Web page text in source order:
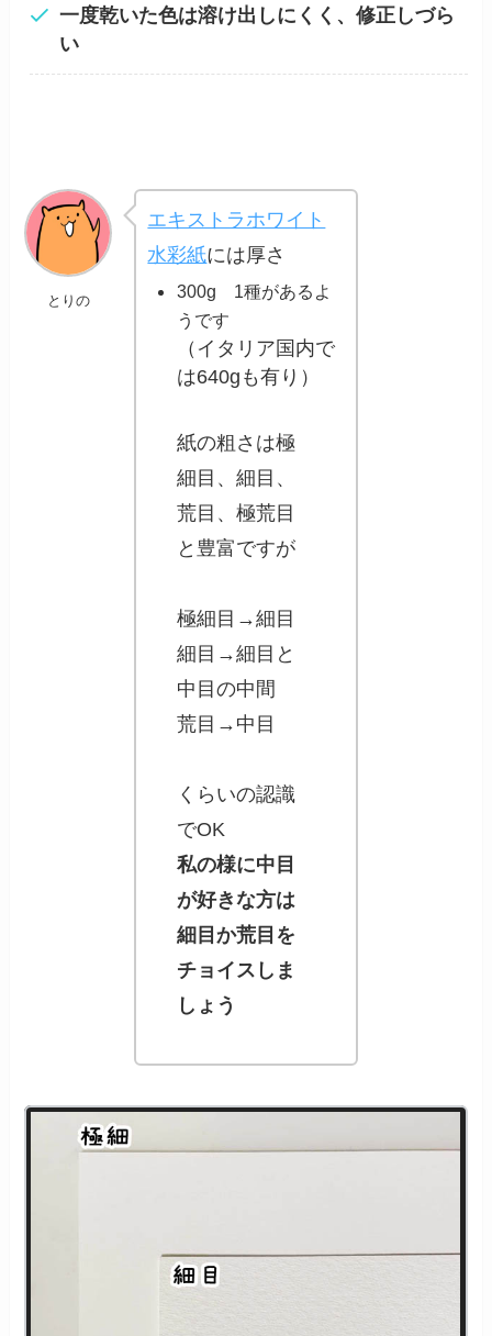
一度乾いた色は溶け出しにくく、修正しづら
い
とりの
エキストラホワイト
水彩紙には厚さ
300g 1種があるよ
うです
（イタリア国内で
は640gも有り）
紙の粗さは極
細目、細目、
荒目、極荒目
と豊富ですが
極細目→細目
細目→細目と
中目の中間
荒目→中目
くらいの認識
でOK
私の様に中目
が好きな方は
細目か荒目を
チョイスしま
しょう